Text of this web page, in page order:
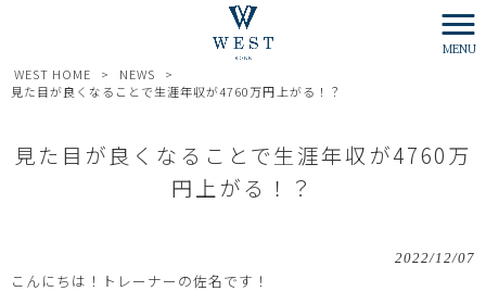
MENU
WEST HOME > NEWS
>
見た目が良くなることで生涯年収が4760万円上がる！？
見た目が良くなることで生涯年収が4760万
円上がる！？
2022/12/07
こんにちは！トレーナーの佐名です！